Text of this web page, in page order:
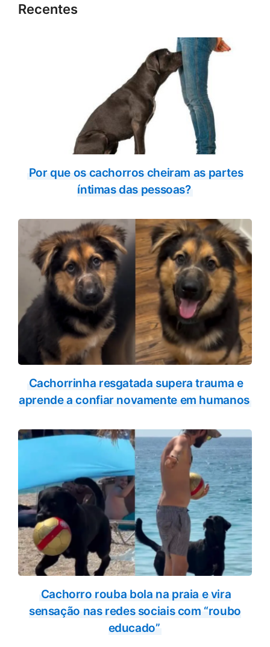
Recentes
Por que os cachorros cheiram as partes
íntimas das pessoas?
Cachorrinha resgatada supera trauma e
aprende a confiar novamente em humanos
Cachorro rouba bola na praia e vira
sensação nas redes sociais com “roubo
educado”